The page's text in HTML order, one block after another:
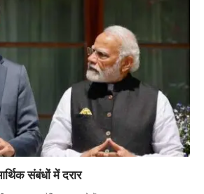
संबंधों में दरार